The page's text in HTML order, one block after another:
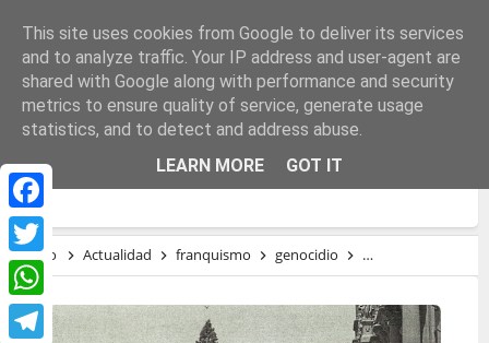
Facebook
Twitter
WhatsApp
VÍCTIMAS DEL FRANQUISMO: ZARAGOZA
DA LA ESPALDA
Inicio Actualidad franquismo genocidio Justicia Universal
This site uses cookies from Google to deliver its services
and to analyze traffic. Your IP address and user-agent are
shared with Google along with performance and security
metrics to ensure quality of service, generate usage
statistics, and to detect and address abuse.
LEARN MORE
GOT IT